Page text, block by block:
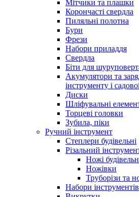
Мітчики та плашки
Корончасті свердла
Пиляльні полотна
Бури
Фрези
Набори приладдя
Свердла
Біти для
Акумулятори та
інструменту і
Диски
Шліфувальні
Торцеві головки
Зубила, піки
Ручний інструмент
Степлери будівельні
Різальний
Ножі
Ножівки
Труборізи та
Набори інструментів